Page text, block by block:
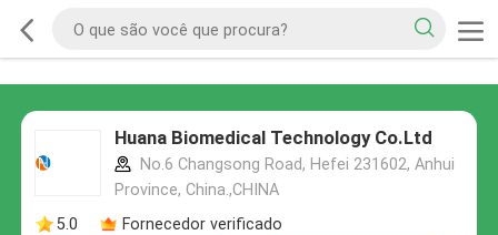
Huana Biomedical Technology Co.Ltd
No.6 Changsong Road, Hefei 231602, Anhui
Province, China.,CHINA
5.0
Fornecedor verificado